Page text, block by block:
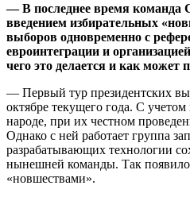
— В последнее время команда
введением избирательных
выборов одновременно с
евроинтеграции и
чего это делается и как может
— Первый тур президентских
октябре текущего года. С
народе, при их честном
Однако с ней работает группа
разрабатывающих технологии
нынешней команды. Так
«новшествами».